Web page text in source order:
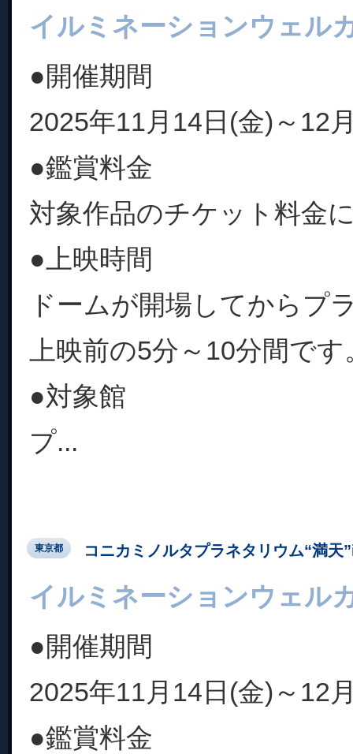
イルミネーションウェル
●開催期間
2025年11月14日(金)～12
●鑑賞料金
対象作品のチケット料金
●上映時間
ドームが開場してからプ
上映前の5分～10分間です
●対象館
プ...
東京都 コニカミノルタプラネタリウム“満
イルミネーションウェル
●開催期間
2025年11月14日(金)～12
●鑑賞料金